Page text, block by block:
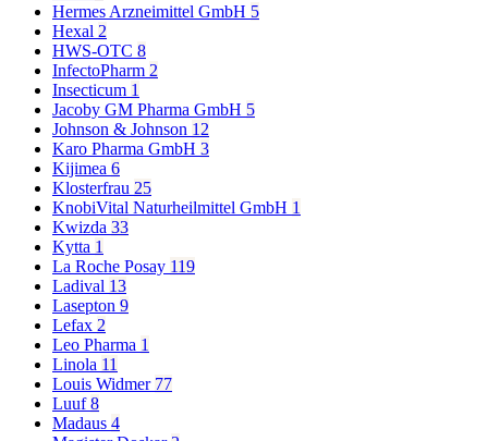
Hermes Arzneimittel GmbH 5
Hexal 2
HWS-OTC 8
InfectoPharm 2
Insecticum 1
Jacoby GM Pharma GmbH 5
Johnson & Johnson 12
Karo Pharma GmbH 3
Kijimea 6
Klosterfrau 25
KnobiVital Naturheilmittel GmbH 1
Kwizda 33
Kytta 1
La Roche Posay 119
Ladival 13
Lasepton 9
Lefax 2
Leo Pharma 1
Linola 11
Louis Widmer 77
Luuf8
Madaus 4